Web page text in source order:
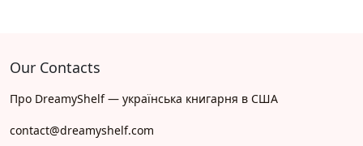
Our Contacts
Про DreamyShelf — українська книгарня в США
contact@dreamyshelf.com